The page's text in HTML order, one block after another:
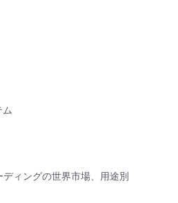
ィングの世界市場、用途別